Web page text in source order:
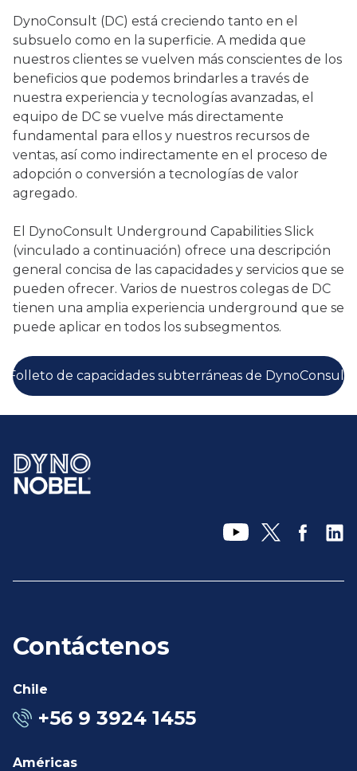
DynoConsult (DC) está creciendo tanto en el
subsuelo como en la superficie. A medida que
nuestros clientes se vuelven más conscientes de los
beneficios que podemos brindarles a través de
nuestra experiencia y tecnologías avanzadas, el
equipo de DC se vuelve más directamente
fundamental para ellos y nuestros recursos de
ventas, así como indirectamente en el proceso de
adopción o conversión a tecnologías de valor
agregado.
El DynoConsult Underground Capabilities Slick
(vinculado a continuación) ofrece una descripción
general concisa de las capacidades y servicios que se
pueden ofrecer. Varios de nuestros colegas de DC
tienen una amplia experiencia underground que se
puede aplicar en todos los subsegmentos.
Folleto de capacidades subterráneas de DynoConsult
Contáctenos
Chile
+56 9 3924 1455
Américas